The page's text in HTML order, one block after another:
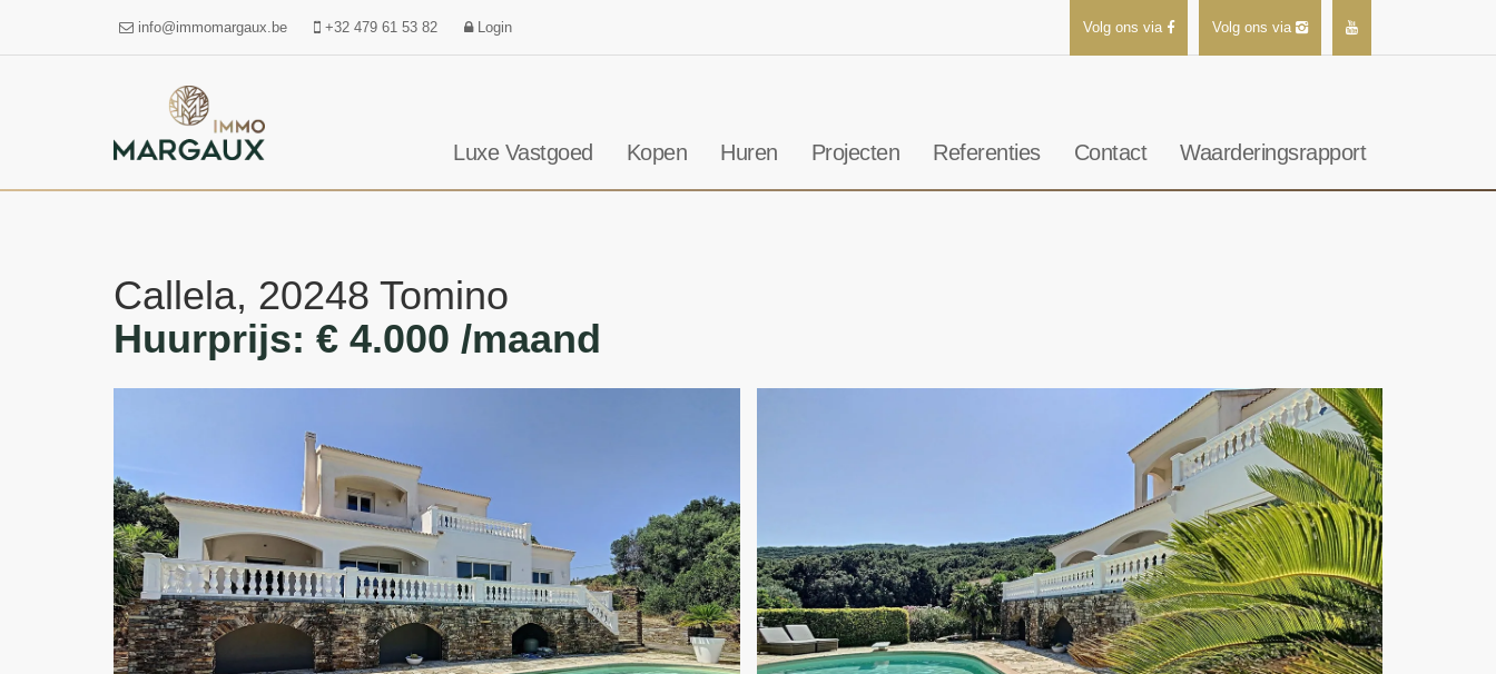
info@immomargaux.be +32 479 61 53 82 Login Volg ons via Volg ons via
Luxe Vastgoed Kopen Huren Projecten Referenties Contact Waarderingsrapport
Callela, 20248 Tomino
Huurprijs: € 4.000 /maand